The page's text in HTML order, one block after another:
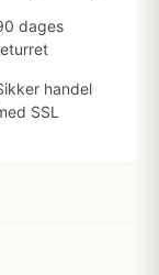
dages
handel
SSL